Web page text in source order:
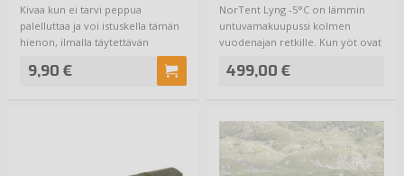
Kivaa kun ei tarvi peppua
palelluttaa ja voi istuskella tämän
hienon, ilmalla täytettävän
9,90 €
NorTent Lyng -5°C on lämmin
untuvamakuupussi kolmen
vuodenajan retkille. Kun yöt ovat
499,00 €